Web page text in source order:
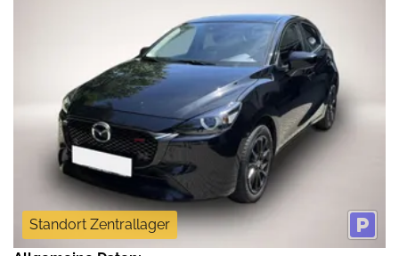
Standort Zentrallager